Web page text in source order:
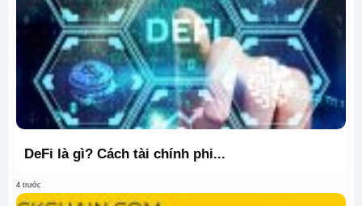
DeFi là gì? Cách tài chính phi...
4 trước